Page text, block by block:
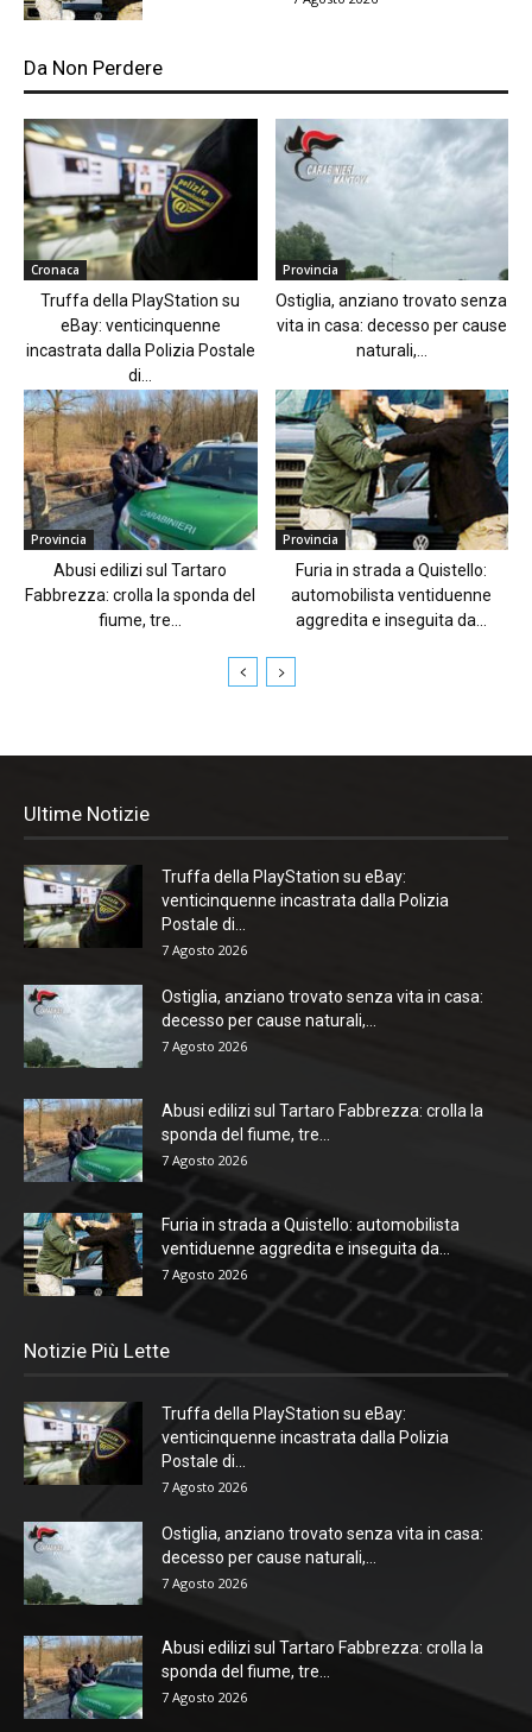
Da Non Perdere
Cronaca
Truffa della PlayStation su
eBay: venticinquenne
incastrata dalla Polizia Postale
di...
Provincia
Ostiglia, anziano trovato senza
vita in casa: decesso per cause
naturali,...
Provincia
Abusi edilizi sul Tartaro
Fabbrezza: crolla la sponda del
fiume, tre...
Provincia
Furia in strada a Quistello:
automobilista ventiduenne
aggredita e inseguita da...
Ultime Notizie
Truffa della PlayStation su eBay:
venticinquenne incastrata dalla Polizia
Postale di...
7 Agosto 2026
Ostiglia, anziano trovato senza vita in casa:
decesso per cause naturali,...
7 Agosto 2026
Abusi edilizi sul Tartaro Fabbrezza: crolla la
sponda del fiume, tre...
7 Agosto 2026
Furia in strada a Quistello: automobilista
ventiduenne aggredita e inseguita da...
7 Agosto 2026
Notizie Più Lette
Truffa della PlayStation su eBay:
venticinquenne incastrata dalla Polizia
Postale di...
7 Agosto 2026
Ostiglia, anziano trovato senza vita in casa:
decesso per cause naturali,...
7 Agosto 2026
Abusi edilizi sul Tartaro Fabbrezza: crolla la
sponda del fiume, tre...
7 Agosto 2026